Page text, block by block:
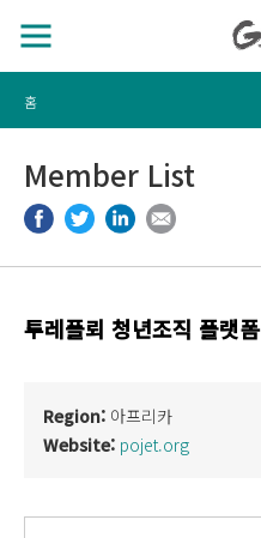
홈
Member List
투레플뢰 청년조직 플랫폼
Region: 아프리카
Website: pojet.org